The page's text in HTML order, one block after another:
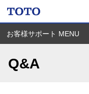
お客様サポート MENU
Q&A